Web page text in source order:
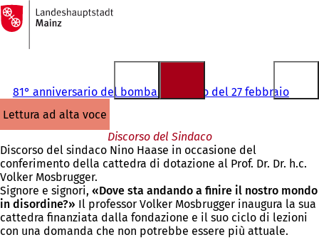
Vai al contenuto
Alla
pagina
iniziale
81° anniversario del bombardamento del 27 febbraio
lettura ad alta voce
Discorso del Sindaco
Discorso del sindaco Nino Haase in occasione del
conferimento della cattedra di dotazione al Prof. Dr. Dr. h.c.
Volker Mosbrugger.
Signore e signori, «Dove sta andando a finire il nostro mondo
in disordine?» Il professor Volker Mosbrugger inaugura la sua
cattedra finanziata dalla fondazione e il suo ciclo di lezioni
con una domanda che non potrebbe essere più attuale.